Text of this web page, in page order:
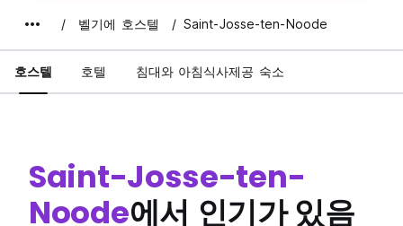
벨기에 호스텔 Saint-Josse-ten-Noode
호스텔 호텔 침대와 아침식사제공 숙소
Saint-Josse-ten-
Noode에서 인기가 있음